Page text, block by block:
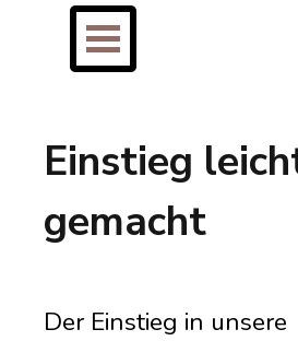
Direkt zum Seiteninhalt
Menü
Einstieg
gemacht
Der Einstieg in unsere